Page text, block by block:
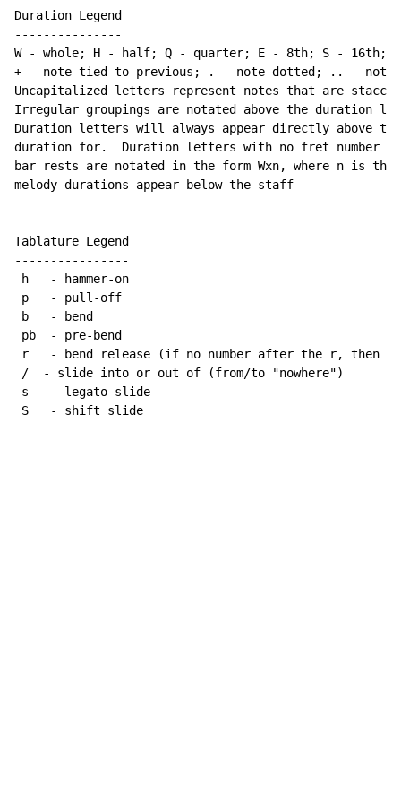
Duration Legend
---------------
W - whole; H - half; Q - quarter; E - 8th; S - 16th;
+ - note tied to previous; . - note dotted; .. - note
Uncapitalized letters represent notes that are
Irregular groupings are notated above the duration
Duration letters will always appear directly above
duration for.  Duration letters with no fret number
bar rests are notated in the form Wxn, where n is
melody durations appear below the staff
Tablature Legend
----------------
h   - hammer-on
p   - pull-off
b   - bend
pb  - pre-bend
r   - bend release (if no number after the r, then
/  - slide into or out of (from/to "nowhere")
s   - legato slide
S   - shift slide